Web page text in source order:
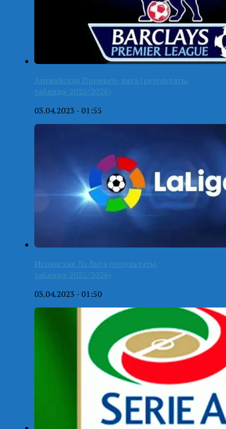
Английская Премьер-лига (результаты,
таблица-2025/2026)
03.04.2023 - 01:55
Испанская Ла Лига (результаты,
таблица-2025/2026)
03.04.2023 - 01:50